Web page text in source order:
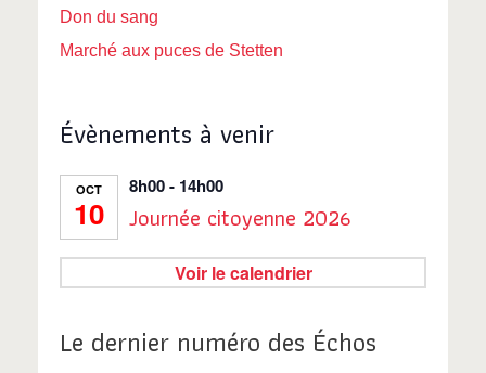
Don du sang
Marché aux puces de Stetten
Évènements à venir
OCT
10
8h00- 14h00
Journée citoyenne 2026
Voir le calendrier
Le dernier numéro des Échos